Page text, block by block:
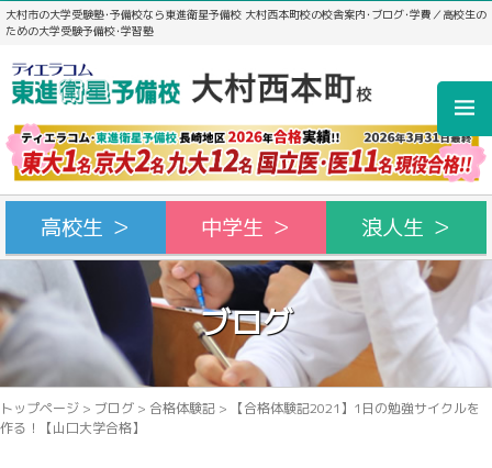
大村市の大学受験塾･予備校なら東進衛星予備校 大村西本町校の校舎案内･ブログ･学費／高校生の
ための大学受験予備校･学習塾
高校生 ＞ 中学生 ＞ 浪人生 ＞
ブログ
トップページ > ブログ > 合格体験記 >
【合格体験記2021】1日の勉強サイクルを
作る！【山口大学合格】